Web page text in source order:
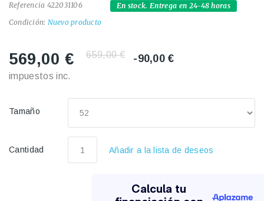
Referencia 422031106
Condición: Nuevo producto
En stock. Entrega en 24-48 horas
569,00 € 659,00 € -90,00 €
impuestos inc.
Tamaño
Cantidad Añadir a la lista de deseos